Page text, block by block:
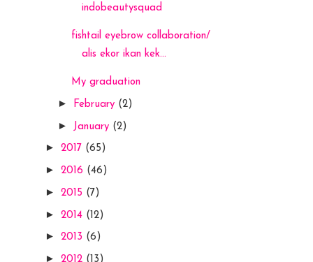
indobeautysquad
fishtail eyebrow collaboration/
alis ekor ikan kek...
My graduation
► February (2)
► January (2)
► 2017 (65)
► 2016 (46)
► 2015 (7)
► 2014 (12)
► 2013 (6)
► 2012 (13)